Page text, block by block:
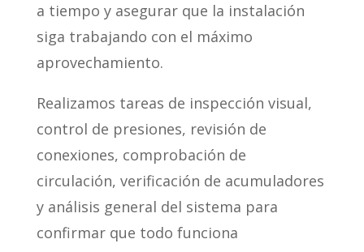
a tiempo y asegurar que la instalación
siga trabajando con el máximo
aprovechamiento.
Realizamos tareas de inspección visual,
control de presiones, revisión de
conexiones, comprobación de
circulación, verificación de acumuladores
y análisis general del sistema para
confirmar que todo funciona